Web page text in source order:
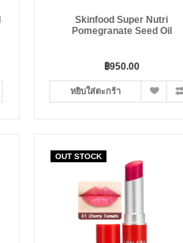
Skinfood Super Nutri
Pomegranate Seed Oil
฿950.00
หยิบใส่ตะกร้า
OUT STOCK